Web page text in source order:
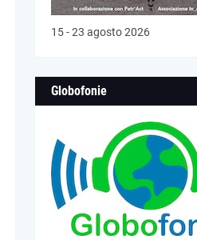
15 - 23 agosto 2026
Globofonie